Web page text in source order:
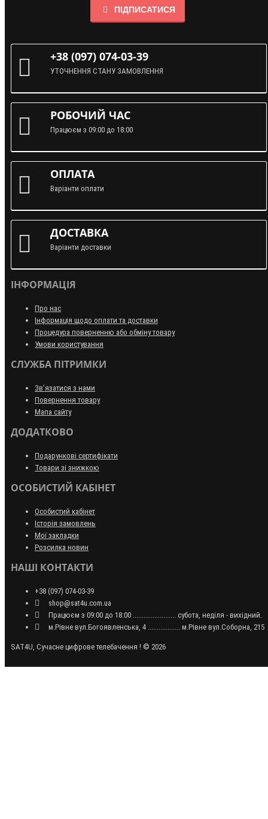
ПІДПИСАТИСЯ
+38 (097) 074-03-39
УТОЧНЕННЯ СТАНУ ЗАМОВЛЕННЯ
РОБОЧИЙ ЧАС
Працюєм з 09:00 до 18:00
ОПЛАТА
Варіанти оплати
ДОСТАВКА
Варіанти доставки
ІНФОРМАЦІЯ
Про нас
Інформація щодо оплати та доставки
Процедура поверненню або обміну товару
Умови користування
СЛУЖБА ПІТРИМКИ
Зв’язатися з нами
Повернення товару
Мапа сайту
ДОДАТКОВО
Подарункові сертифікати
Товари зі знижкою
ОСОБИСТИЙ КАБІНЕТ
Особистий кабінет
Історія замовлень
Мої закладки
Розсилка новин
НАШІ КОНТАКТИ
+38 (097) 074-03-39
shop@sat4u.com.ua
Працюєм з 09:00 до 18:00 ........................ субота, неділя - вихідний.
м.Рівне вул.Богоявленська, 4 .................. м.Рівне вул.Соборна, 215
SAT4U, Сучасне цифрове телебачення ! © 2026